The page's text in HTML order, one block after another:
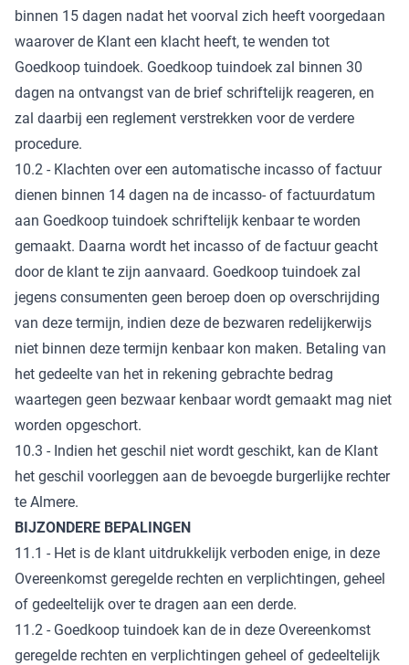
binnen 15 dagen nadat het voorval zich heeft voorgedaan
waarover de Klant een klacht heeft, te wenden tot
Goedkoop tuindoek. Goedkoop tuindoek zal binnen 30
dagen na ontvangst van de brief schriftelijk reageren, en
zal daarbij een reglement verstrekken voor de verdere
procedure.
10.2 - Klachten over een automatische incasso of factuur
dienen binnen 14 dagen na de incasso- of factuurdatum
aan Goedkoop tuindoek schriftelijk kenbaar te worden
gemaakt. Daarna wordt het incasso of de factuur geacht
door de klant te zijn aanvaard. Goedkoop tuindoek zal
jegens consumenten geen beroep doen op overschrijding
van deze termijn, indien deze de bezwaren redelijkerwijs
niet binnen deze termijn kenbaar kon maken. Betaling van
het gedeelte van het in rekening gebrachte bedrag
waartegen geen bezwaar kenbaar wordt gemaakt mag niet
worden opgeschort.
10.3 - Indien het geschil niet wordt geschikt, kan de Klant
het geschil voorleggen aan de bevoegde burgerlijke rechter
te Almere.
BIJZONDERE BEPALINGEN
11.1 - Het is de klant uitdrukkelijk verboden enige, in deze
Overeenkomst geregelde rechten en verplichtingen, geheel
of gedeeltelijk over te dragen aan een derde.
11.2 - Goedkoop tuindoek kan de in deze Overeenkomst
geregelde rechten en verplichtingen geheel of gedeeltelijk